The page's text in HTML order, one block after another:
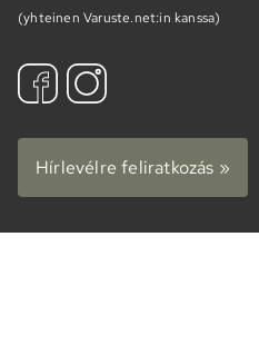
(yhteinen Varuste.net:in kanssa)
Hírlevélre feliratkozás »